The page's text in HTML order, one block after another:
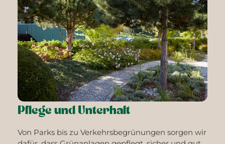
Pflege und Unterhalt
Von Parks bis zu Verkehrsbegrünungen sorgen wir